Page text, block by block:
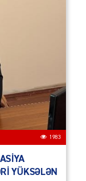
1983
YÜKSƏLƏN